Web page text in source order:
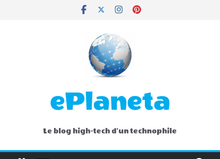
ePlaneta
Le blog high-tech d'un technophile